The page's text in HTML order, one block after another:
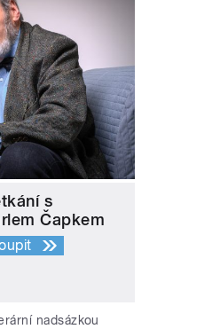
s
Čapkem
nadsázkou